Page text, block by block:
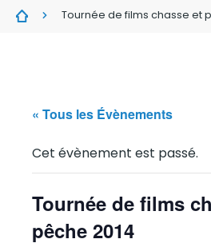
Tournée de films chasse et
« Tous les Évènements
Cet évènement est passé.
Tournée de films
pêche 2014